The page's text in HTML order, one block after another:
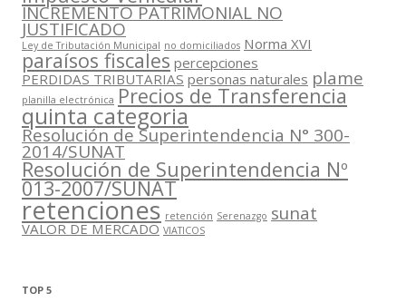
INCREMENTO PATRIMONIAL NO
JUSTIFICADO
Ley de Tributación Municipal no domiciliados Norma XVI
paraísos fiscales percepciones
PERDIDAS TRIBUTARIAS personas naturales plame
planilla electrónica Precios de Transferencia
quinta categoria
Resolución de Superintendencia N° 300-
2014/SUNAT
Resolución de Superintendencia Nº
013-2007/SUNAT
retenciones retención Serenazgo sunat
VALOR DE MERCADO VIATICOS
TOP 5